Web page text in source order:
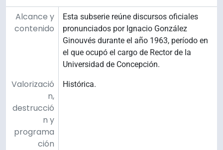
Alcance y
contenido
Esta subserie reúne discursos oficiales
pronunciados por Ignacio González
Ginouvés durante el año 1963, período en
el que ocupó el cargo de Rector de la
Universidad de Concepción.
Valorizació
n,
destrucció
n y
programa
ción
Histórica.